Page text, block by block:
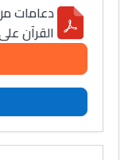
دعامات
القرآن